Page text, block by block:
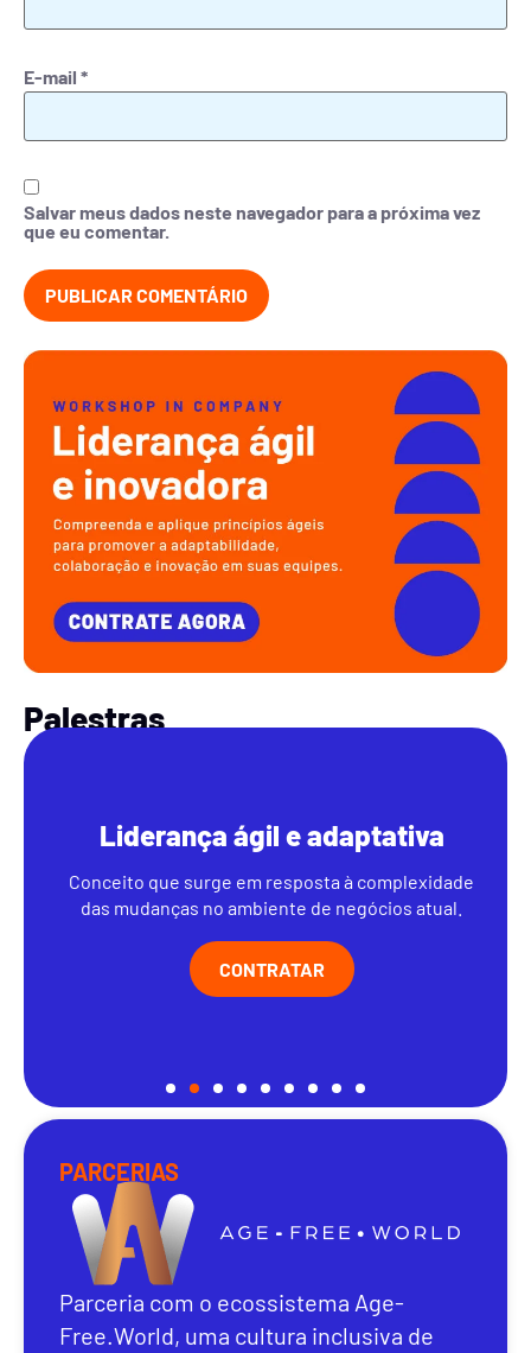
E-mail *
Salvar meus dados neste navegador para a próxima vez
que eu comentar.
Palestras
Liderança ágil e adaptativa
Conceito que surge em resposta à complexidade
das mudanças no ambiente de negócios atual.
CONTRATAR
PARCERIAS
Parceria com o ecossistema Age-
Free.World, uma cultura inclusiva de